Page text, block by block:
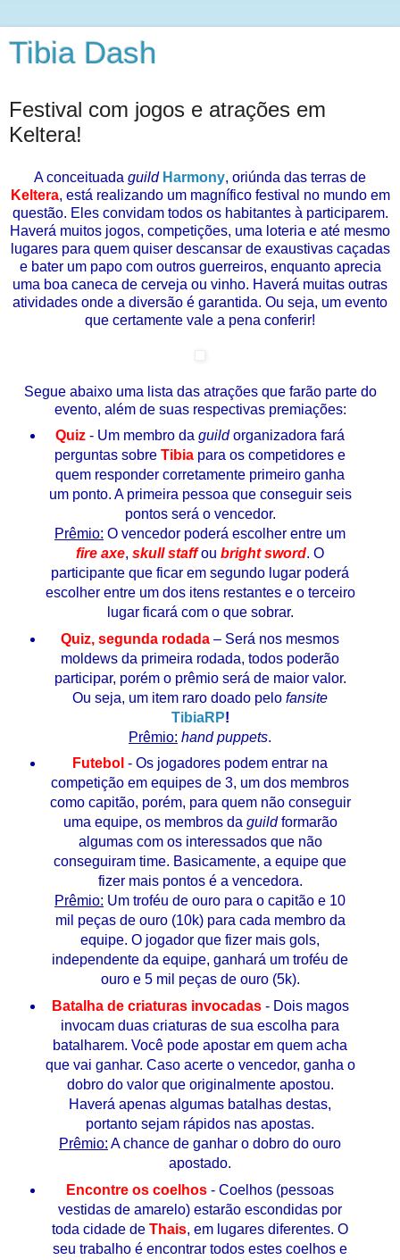
Tibia Dash
Festival com jogos e atrações em
Keltera!
A conceituada guild Harmony, oriúnda das terras de
Keltera, está realizando um magnífico festival no mundo em
questão. Eles convidam todos os habitantes à participarem.
Haverá muitos jogos, competições, uma loteria e até mesmo
lugares para quem quiser descansar de exaustivas caçadas
e bater um papo com outros guerreiros, enquanto aprecia
uma boa caneca de cerveja ou vinho. Haverá muitas outras
atividades onde a diversão é garantida. Ou seja, um evento
que certamente vale a pena conferir!
Segue abaixo uma lista das atrações que farão parte do
evento, além de suas respectivas premiações:
Quiz - Um membro da guildorganizadora fará
perguntas sobre Tibia para os competidores e
quem responder corretamente primeiro ganha
um ponto. A primeira pessoa que conseguir seis
pontos será o vencedor.
Prêmio: O vencedor poderá escolher entre um
fire axe, skull staffou bright sword. O
participante que ficar em segundo lugar poderá
escolher entre um dos itens restantes e o terceiro
lugar ficará com o que sobrar.
Quiz, segunda rodada – Será nos mesmos
moldews da primeira rodada, todos poderão
participar, porém o prêmio será de maior valor.
Ou seja, um item raro doado pelo fansite
TibiaRP!
Prêmio: hand puppets.
Futebol - Os jogadores podem entrar na
competição em equipes de 3, um dos membros
como capitão, porém, para quem não conseguir
uma equipe, os membros da guildformarão
algumas com os interessados que não
conseguiram time. Basicamente, a equipe que
fizer mais pontos é a vencedora.
Prêmio: Um troféu de ouro para o capitão e 10
mil peças de ouro (10k) para cada membro da
equipe. O jogador que fizer mais gols,
independente da equipe, ganhará um troféu de
ouro e 5 mil peças de ouro (5k).
Batalha de criaturas invocadas- Dois magos
invocam duas criaturas de sua escolha para
batalharem. Você pode apostar em quem acha
que vai ganhar. Caso acerte o vencedor, ganha o
dobro do valor que originalmente apostou.
Haverá apenas algumas batalhas destas,
portanto sejam rápidos nas apostas.
Prêmio: A chance de ganhar o dobro do ouro
apostado.
Encontre os coelhos - Coelhos (pessoas
vestidas de amarelo) estarão escondidas por
toda cidade de Thais, em lugares diferentes. O
seu trabalho é encontrar todos estes coelhos e